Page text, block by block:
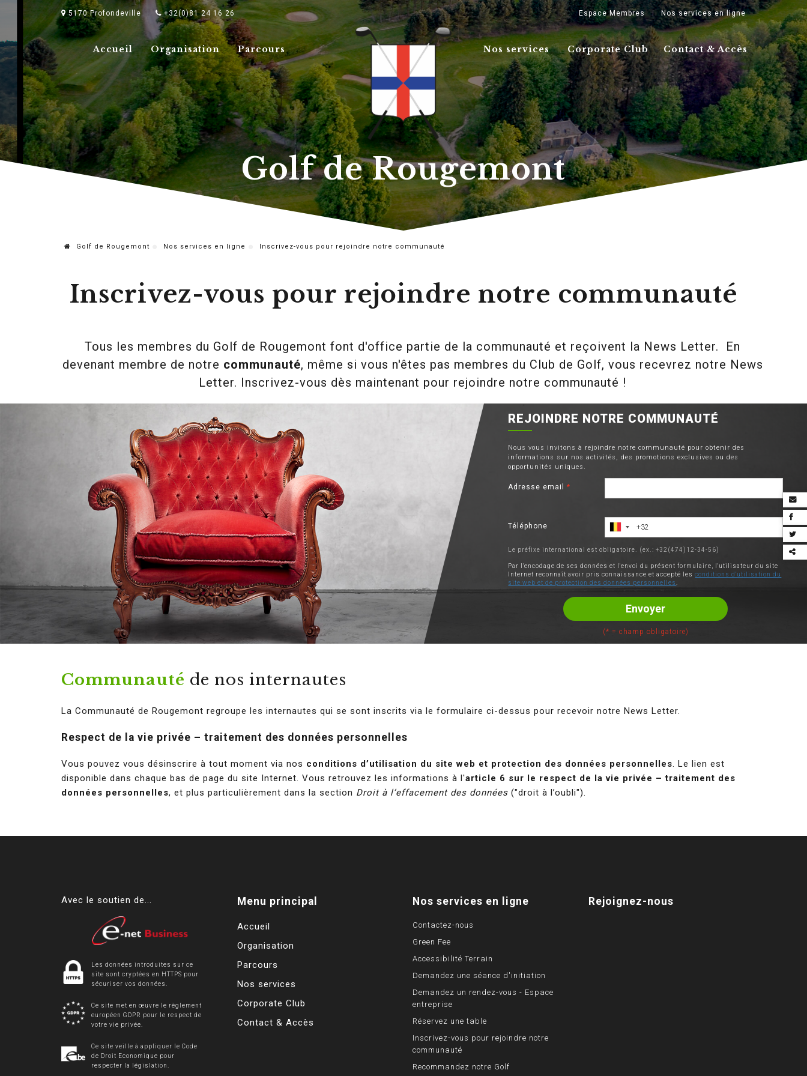
Espace Membres Nos services en ligne
5170 Profondeville +32(0)81 24 16 26
Accueil Organisation Parcours Nos services Corporate Club Contact & Accès
Golf de Rougemont
Golf de Rougemont Nos services en ligne Inscrivez-vous pour rejoindre notre communauté
Inscrivez-vous pour rejoindre notre communauté
Tous les membres du Golf de Rougemont font d'office partie de la communauté et reçoivent la News Letter. En
devenant membre de notre communauté, même si vous n'êtes pas membres du Club de Golf, vous recevrez notre News
Letter. Inscrivez-vous dès maintenant pour rejoindre notre communauté !
REJOINDRE NOTRE COMMUNAUTÉ
Nous vous invitons à rejoindre notre communauté pour obtenir des
informations sur nos activités, des promotions exclusives ou des
opportunités uniques.
Adresse email*
Téléphone
Le préfixe international est obligatoire. (ex.: +32(474)12-34-56)
Par l'encodage de ses données et l'envoi du présent formulaire, l'utilisateur du site
Internet reconnaît avoir pris connaissance et accepté lesconditions d'utilisation du
site web et de protection des données personnelles
Envoyer
(* = champ obligatoire)
Communauté de nos internautes
La Communauté de Rougemont regroupe les internautes qui se sont inscrits via le formulaire ci-dessus pour recevoir notre News Letter.
Respect de la vie privée – traitement des données personnelles
Vous pouvez vous désinscrire à tout moment via nos conditions d’utilisation du site web et protection des données personnelles . Le lien est
disponible dans chaque bas de page du site Internet. Vous retrouvez les informations à l'article 6 sur le respect de la vie privée – traitement des
données personnelles, et plus particulièrement dans la section Droit à l’effacement des données ("droit à l’oubli").
Avec le soutien de...
Les données introduites sur ce
site sont cryptées en HTTPS pour
sécuriser vos données.
Ce site met en œuvre le règlement
européen GDPR pour le respect de
votre vie privée.
Ce site veille à appliquer le Code
de Droit Economique pour
respecter la législation.
Menu principal
Accueil
Organisation
Parcours
Nos services
Corporate Club
Contact & Accès
Nos services en ligne
Contactez-nous
Green Fee
Accessibilité Terrain
Demandez une séance d'initiation
Demandez un rendez-vous - Espace
entreprise
Réservez une table
Inscrivez-vous pour rejoindre notre
communauté
Recommandez notre Golf
Rejoignez-nous